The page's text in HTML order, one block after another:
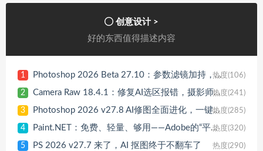
创意设计 >
好的东西值得描述内容
1 Photoshop 2026 Beta 27.10：参数滤镜加持，修图终于告别盲调时代热度(106)
2 Camera Raw 18.4.1：修复AI选区报错，摄影师必修图插件更新热度(241)
3 Photoshop 2026 v27.8 AI修图全面进化，一键安装永久使用热度(285)
4 Paint.NET：免费、轻量、够用——Adobe的“平替”，装机必备的隐藏神器 热度(320)
5 PS 2026 v27.7 来了，AI 抠图终于不翻车了 热度(290)